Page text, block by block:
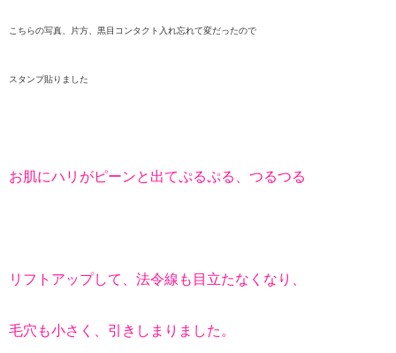
こちらの写真、片方、黒目コンタクト入れ忘れて変だったので
スタンプ貼りました
お肌にハリがピーンと出てぷるぷる、つるつる
リフトアップして、法令線も目立たなくなり、
毛穴も小さく、引きしまりました。